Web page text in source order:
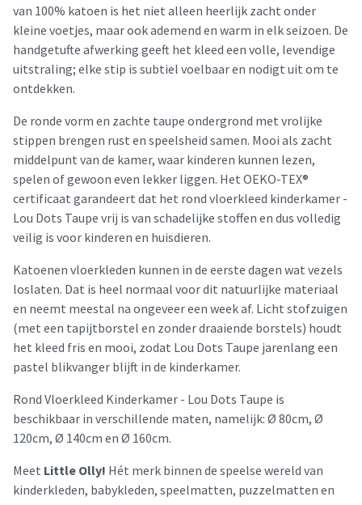
van 100% katoen is het niet alleen heerlijk zacht onder
kleine voetjes, maar ook ademend en warm in elk seizoen. De
handgetufte afwerking geeft het kleed een volle, levendige
uitstraling; elke stip is subtiel voelbaar en nodigt uit om te
ontdekken.
De ronde vorm en zachte taupe ondergrond met vrolijke
stippen brengen rust en speelsheid samen. Mooi als zacht
middelpunt van de kamer, waar kinderen kunnen lezen,
spelen of gewoon even lekker liggen. Het OEKO-TEX®
certificaat garandeert dat het rond vloerkleed kinderkamer -
Lou Dots Taupe vrij is van schadelijke stoffen en dus volledig
veilig is voor kinderen en huisdieren.
Katoenen vloerkleden kunnen in de eerste dagen wat vezels
loslaten. Dat is heel normaal voor dit natuurlijke materiaal
en neemt meestal na ongeveer een week af. Licht stofzuigen
(met een tapijtborstel en zonder draaiende borstels) houdt
het kleed fris en mooi, zodat Lou Dots Taupe jarenlang een
pastel blikvanger blijft in de kinderkamer.
Rond Vloerkleed Kinderkamer - Lou Dots Taupe is
beschikbaar in verschillende maten, namelijk: Ø 80cm, Ø
120cm, Ø 140cm en Ø 160cm.
Meet Little Olly! Hét merk binnen de speelse wereld van
kinderkleden, babykleden, speelmatten, puzzelmatten en